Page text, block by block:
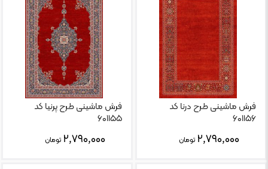
فرش ماشینی طرح درنا کد
۶۰۱۱۵۶
۲,۷۹۰,۰۰۰ تومان
فرش ماشینی طرح پرنیا کد
۶۰۱۱۵۵
۲,۷۹۰,۰۰۰ تومان